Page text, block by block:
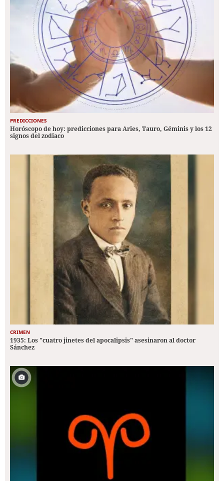
PREDICCIONES
Horóscopo de hoy: predicciones para Aries, Tauro, Géminis y los 12
signos del zodiaco
CRIMEN
1935: Los "cuatro jinetes del apocalipsis" asesinaron al doctor
Sánchez